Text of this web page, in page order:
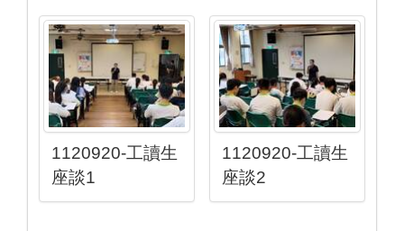
1120920-工讀生
座談1
1120920-工讀生
座談2